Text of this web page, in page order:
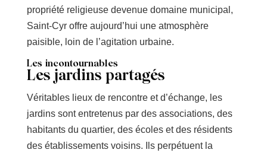
propriété religieuse devenue domaine municipal,
Saint-Cyr offre aujourd’hui une atmosphère
paisible, loin de l’agitation urbaine.
Les incontournables
Les jardins partagés
Véritables lieux de rencontre et d’échange, les
jardins sont entretenus par des associations, des
habitants du quartier, des écoles et des résidents
des établissements voisins. Ils perpétuent la